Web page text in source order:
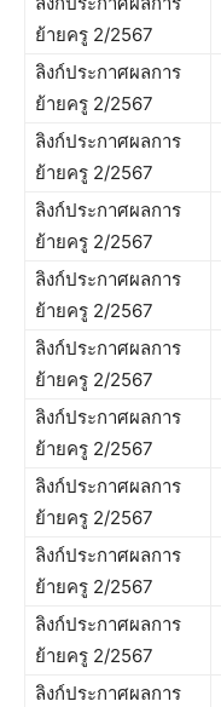
ย้ายครู 2/2567
ลิงก์ประกาศผลการ
ย้ายครู 2/2567
ลิงก์ประกาศผลการ
ย้ายครู 2/2567
ลิงก์ประกาศผลการ
ย้ายครู 2/2567
ลิงก์ประกาศผลการ
ย้ายครู 2/2567
ลิงก์ประกาศผลการ
ย้ายครู 2/2567
ลิงก์ประกาศผลการ
ย้ายครู 2/2567
ลิงก์ประกาศผลการ
ย้ายครู 2/2567
ลิงก์ประกาศผลการ
ย้ายครู 2/2567
ลิงก์ประกาศผลการ
ย้ายครู 2/2567
ลิงก์ประกาศผลการ